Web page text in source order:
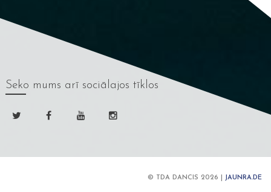
Seko mums arī sociālajos tīklos
© TDA DANCIS 2026 | JAUNRA.DE